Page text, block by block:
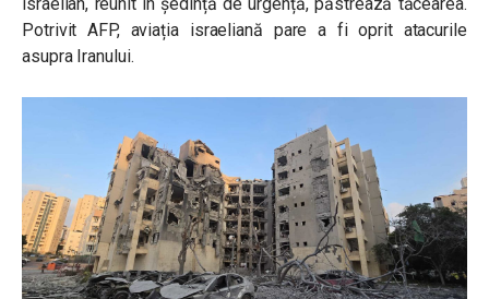
Potrivit AFP, aviația israeliană pare a fi oprit atacurile
asupra Iranului.